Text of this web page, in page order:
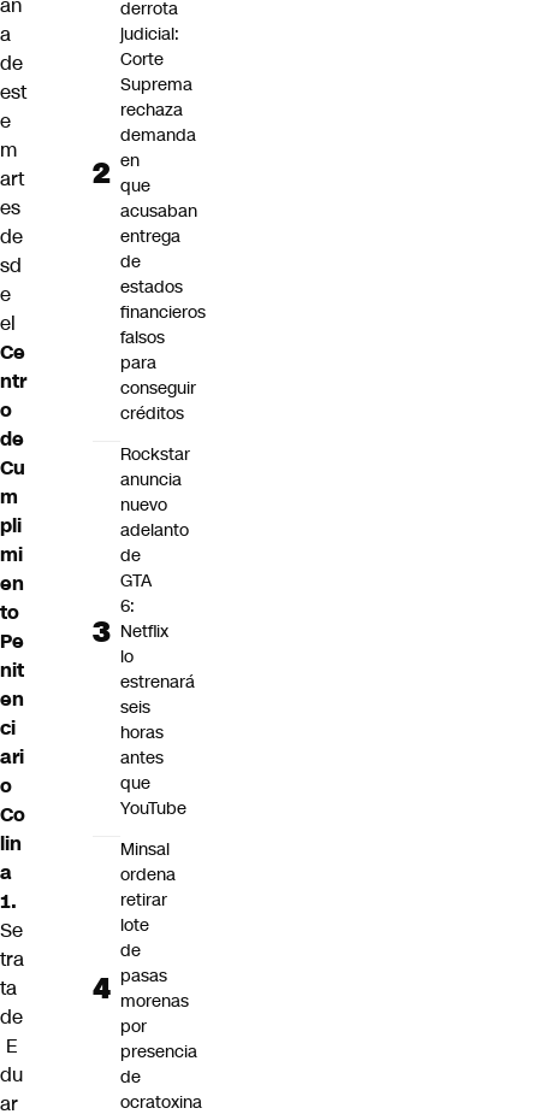
a
de
est
e
m
art
es
de
sd
e
el
Ce
ntr
o
de
Cu
m
pli
mi
en
to
Pe
nit
en
ci
ari
o
Co
lin
a
1.
Se
tra
ta
de
E
du
ar
derrota
judicial:
Corte
Suprema
rechaza
demanda
en
que
acusaban
entrega
de
estados
financieros
falsos
para
conseguir
créditos
Rockstar
anuncia
nuevo
adelanto
de
GTA
6:
Netflix
lo
estrenará
seis
horas
antes
que
YouTube
Minsal
ordena
retirar
lote
de
pasas
morenas
por
presencia
de
ocratoxina